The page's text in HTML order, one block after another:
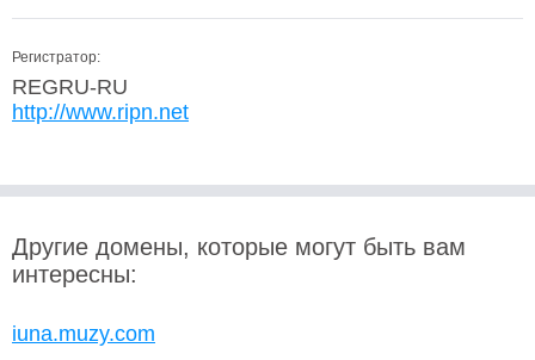
Регистратор:
REGRU-RU
http://www.ripn.net
Другие домены, которые могут быть вам
интересны:
iuna.muzy.com